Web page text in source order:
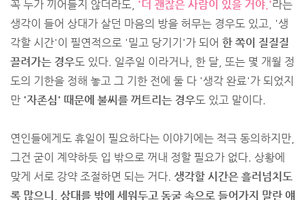
꼭 누가 끼어들지 않더라도, '더 괜찮은 사람이 있을 거야.'라는
생각이 들어 상대가 살던 마음의 방을 허무는 경우도 있고, '생
각할 시간'이 필연적으로 '밀고 당기기'가 되어 한 쪽이 질질질
끌려가는 경우도 있다. 일주일 이라거나, 한 달, 또는 몇 개월 정
도의 기한을 정해 놓고 그 기한 전에 둘 다 '생각 완료'가 되었지
만 '자존심' 때문에 불씨를 꺼트리는 경우도 있고 말이다.
연인들에게도 휴일이 필요하다는 이야기에는 적극 동의하지만,
그건 굳이 계약하듯 입 밖으로 꺼내 정할 필요가 없다. 상황에
맞게 서로 강약 조절하면 되는 거다. 생각할 시간은 흘러넘치도
록 많으니, 상대를 밖에 세워두고 동굴 속으로 들어가지 말란 얘